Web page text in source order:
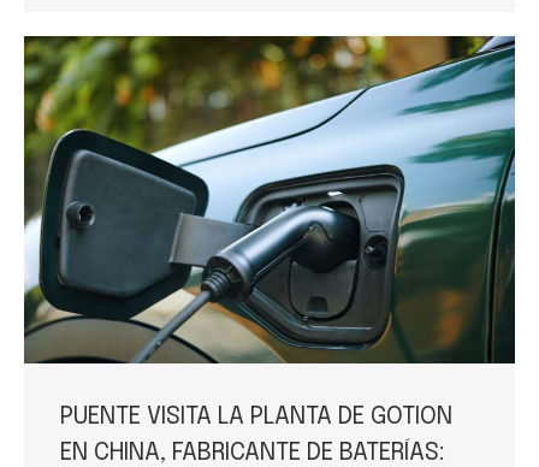
PUENTE VISITA LA PLANTA DE GOTION
EN CHINA, FABRICANTE DE BATERÍAS: